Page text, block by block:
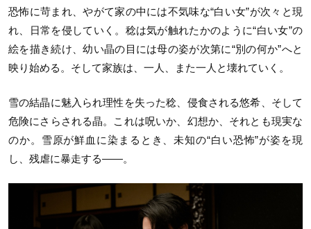
恐怖に苛まれ、やがて家の中には不気味な“白い女”が次々と現
れ、日常を侵していく。稔は気が触れたかのように“白い女”の
絵を描き続け、幼い晶の目には母の姿が次第に“別の何か”へと
映り始める。そして家族は、一人、また一人と壊れていく。
雪の結晶に魅入られ理性を失った稔、侵食される悠希、そして
危険にさらされる晶。これは呪いか、幻想か、それとも現実な
のか。雪原が鮮血に染まるとき、未知の“白い恐怖”が姿を現
し、残虐に暴走する——。